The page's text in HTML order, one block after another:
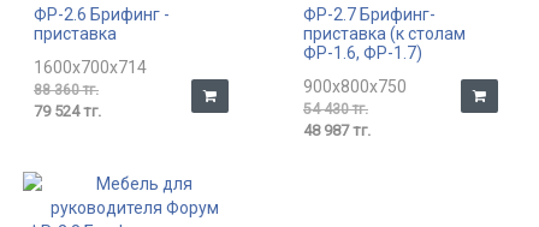
ФР-2.6 Брифинг -
приставка
1600x700x714
88 360 тг.
79 524 тг.
ФР-2.7 Брифинг-
приставка (к столам
ФР-1.6, ФР-1.7)
900x800x750
54 430 тг.
48 987 тг.